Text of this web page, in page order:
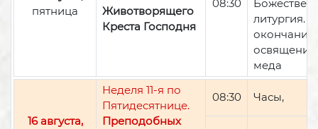
пятница
Животворящего
Креста Господня
08:30
литургия.
окончании
освящение
меда
16 августа,
Неделя 11-я по
Пятидесятнице.
Преподобных
08:30 Часы,